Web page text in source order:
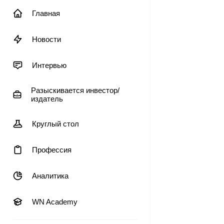
Главная
Новости
Интервью
Разыскивается инвестор/
издатель
Круглый стол
Профессия
Аналитика
WN Academy